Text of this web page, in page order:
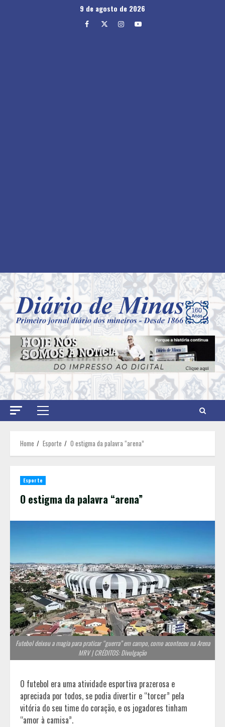
9 de agosto de 2026
Facebook
TwitterInstagram
Youtube
Primary
Home Esporte O estigma da palavra “arena”
Esporte
O estigma da palavra “arena”
Futebol deixou a magia para praticar “guerra” em campo, como aconteceu na Arena
MRV | CRÉDITOS: Divulgação
O futebol era uma atividade esportiva prazerosa e
apreciada por todos, se podia divertir e “torcer” pela
vitória do seu time do coração, e os jogadores tinham
“amor à camisa”.